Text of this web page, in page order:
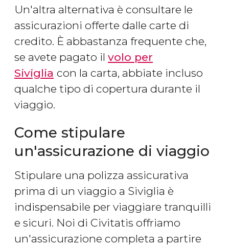
Un'altra alternativa è consultare le
assicurazioni offerte dalle carte di
credito. È abbastanza frequente che,
se avete pagato il volo per
Siviglia con la carta, abbiate incluso
qualche tipo di copertura durante il
viaggio.
Come stipulare
un'assicurazione di viaggio
Stipulare una polizza assicurativa
prima di un viaggio a Siviglia è
indispensabile per viaggiare tranquilli
e sicuri. Noi di Civitatis offriamo
un'assicurazione completa a partire